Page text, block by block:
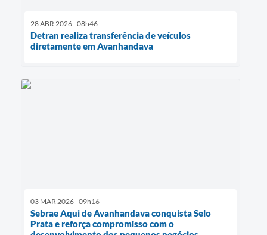
28 ABR 2026 - 08h46
Detran realiza transferência de veículos
diretamente em Avanhandava
03 MAR 2026 - 09h16
Sebrae Aqui de Avanhandava conquista Selo
Prata e reforça compromisso com o